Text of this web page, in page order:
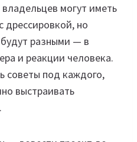
могут иметь
дрессировкой, но
разными — в
и реакции человека.
советы под каждого,
выстраивать